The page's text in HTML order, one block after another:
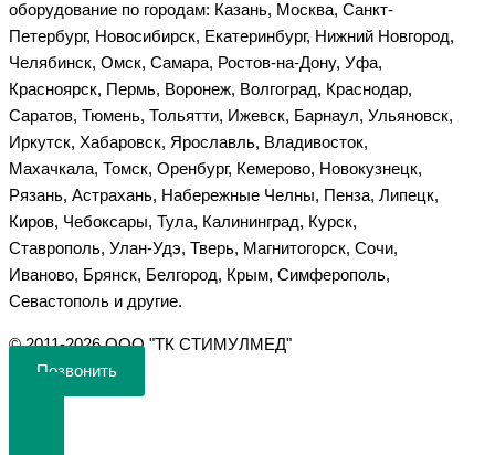
оборудование по городам: Казань, Москва, Санкт-
Петербург, Новосибирск, Екатеринбург, Нижний Новгород,
Челябинск, Омск, Самара, Ростов-на-Дону, Уфа,
Красноярск, Пермь, Воронеж, Волгоград, Краснодар,
Саратов, Тюмень, Тольятти, Ижевск, Барнаул, Ульяновск,
Иркутск, Хабаровск, Ярославль, Владивосток,
Махачкала, Томск, Оренбург, Кемерово, Новокузнецк,
Рязань, Астрахань, Набережные Челны, Пенза, Липецк,
Киров, Чебоксары, Тула, Калининград, Курск,
Ставрополь, Улан-Удэ, Тверь, Магнитогорск, Сочи,
Иваново, Брянск, Белгород, Крым, Симферополь,
Севастополь и другие.
©️ 2011-2026 ООО "ТК СТИМУЛМЕД"
Позвонить